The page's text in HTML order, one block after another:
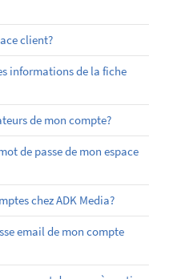
client?
informations de la fiche
de mon compte?
de passe de mon espace
chez ADK Media?
email de mon compte